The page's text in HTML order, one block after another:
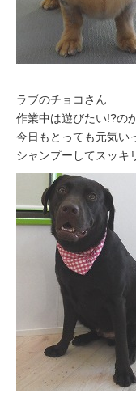
ラブのチョコさん
作業中は遊びたい!?の
今日もとっても元気い
シャンプーしてスッ